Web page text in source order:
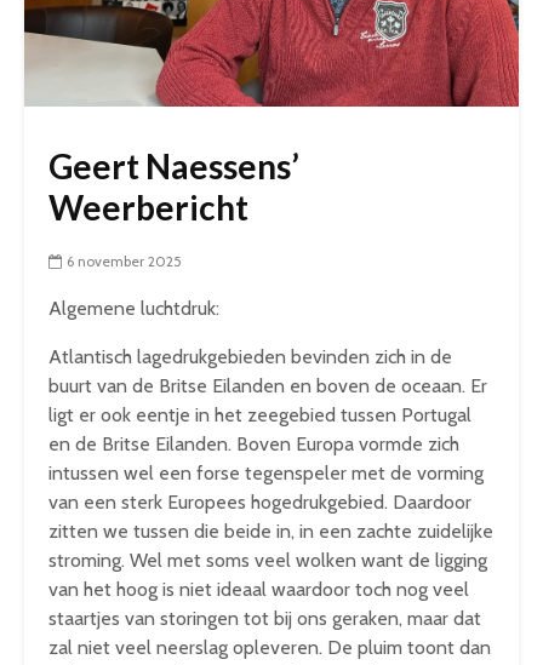
Geert Naessens’
Weerbericht
6 november 2025
Algemene luchtdruk:
Atlantisch lagedrukgebieden bevinden zich in de
buurt van de Britse Eilanden en boven de oceaan. Er
ligt er ook eentje in het zeegebied tussen Portugal
en de Britse Eilanden. Boven Europa vormde zich
intussen wel een forse tegenspeler met de vorming
van een sterk Europees hogedrukgebied. Daardoor
zitten we tussen die beide in, in een zachte zuidelijke
stroming. Wel met soms veel wolken want de ligging
van het hoog is niet ideaal waardoor toch nog veel
staartjes van storingen tot bij ons geraken, maar dat
zal niet veel neerslag opleveren. De pluim toont dan